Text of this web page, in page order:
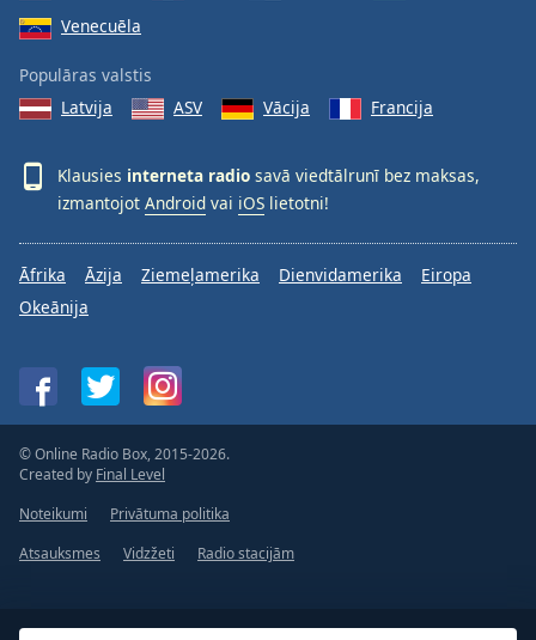
Venecuēla
Populāras valstis
Latvija
ASV Vācija Francija
Klausies interneta radio savā viedtālrunī bez maksas,
izmantojot Android vai iOS lietotni!
Āfrika Āzija Ziemeļamerika Dienvidamerika
Eiropa
Okeānija
© Online Radio Box, 2015-2026.
Created by Final Level
Noteikumi
Privātuma politika
Atsauksmes
Vidzžeti Radio stacijām